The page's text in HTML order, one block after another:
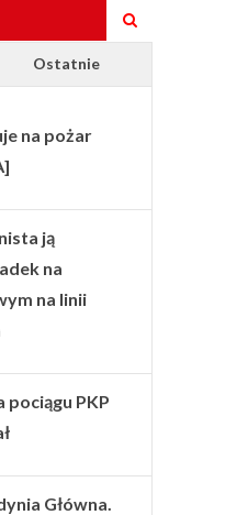
Ostatnie
na pożar
ją
na
na linii
pociągu PKP
Główna.